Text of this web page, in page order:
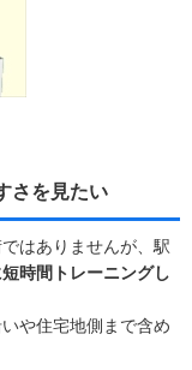
さを見たい
はありませんが、駅
時間トレーニングし
や住宅地側まで含め